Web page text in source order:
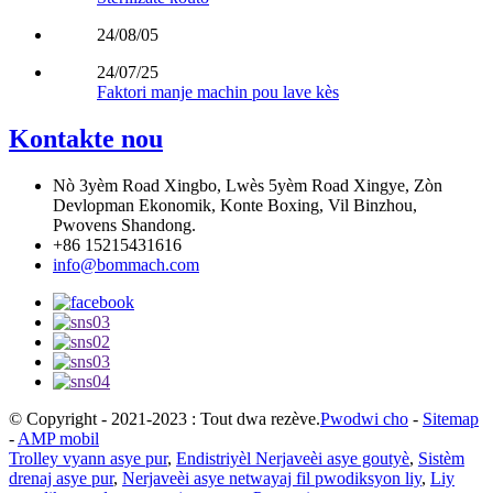
24/08/05
24/07/25
Faktori manje machin pou lave kès
Kontakte nou
Nò 3yèm Road Xingbo, Lwès 5yèm Road Xingye, Zòn
Devlopman Ekonomik, Konte Boxing, Vil Binzhou,
Pwovens Shandong.
+86 15215431616
info@bommach.com
© Copyright - 2021-2023 : Tout dwa rezève.Pwodwi cho - Sitemap
- AMP mobil
Trolley vyann asye pur, Endistriyèl Nerjaveèi asye goutyè, Sistèm
drenaj asye pur, Nerjaveèi asye netwayaj fil pwodiksyon liy, Liy